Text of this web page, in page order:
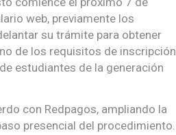
web, previamente los
su trámite para obtener
de los requisitos de inscripción
estudiantes de la generación
con Redpagos, ampliando la
presencial del procedimiento.